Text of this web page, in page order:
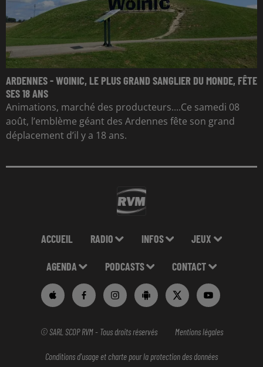
ARDENNES - WOINIC, LE PLUS GRAND SANGLIER DU MONDE, FÊTE
SES 18 ANS
Animations, marché des producteurs....Ce samedi 08
août, l’emblème géant des Ardennes fête son grand
déplacement d’il y a 18 ans.
ACCUEIL RADIO INFOS JEUX
AGENDA PODCASTS CONTACT
© SARL SCOP RVM - Tous droits réservés Mentions légales
Conditions d'usage et charte pour la protection des données